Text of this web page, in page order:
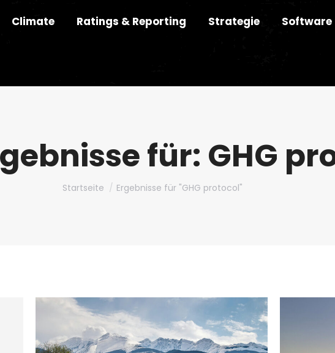
Climate Ratings & Reporting Strategie Software
für: GHG
Du bist hier:
Startseite Ergebnisse für "GHG protocol"